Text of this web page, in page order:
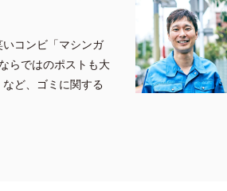
コンビ「マシンガ
らではのポストも大
ど、ゴミに関する